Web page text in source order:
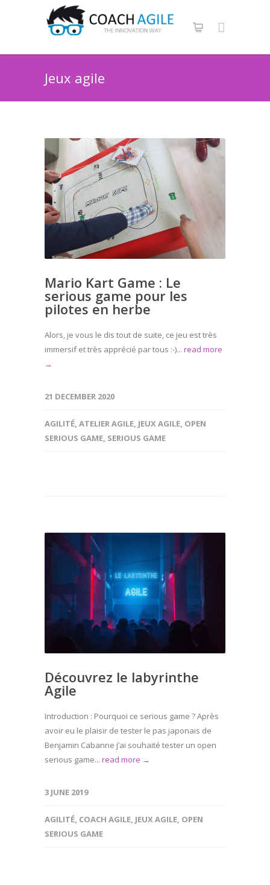
Jeux agile
Mario Kart Game : Le
serious game pour les
pilotes en herbe
Alors, je vous le dis tout de suite, ce jeu est très
immersif et très apprécié par tous :-)... read more
→
21 DECEMBER 2020
AGILITÉ, ATELIER AGILE, JEUX AGILE, OPEN
SERIOUS GAME, SERIOUS GAME
Découvrez le labyrinthe
Agile
Introduction : Pourquoi ce serious game ? Après
avoir eu le plaisir de tester le pas japonais de
Benjamin Cabanne j’ai souhaité tester un open
serious game... read more →
3 JUNE 2019
AGILITÉ, COACH AGILE, JEUX AGILE, OPEN
SERIOUS GAME